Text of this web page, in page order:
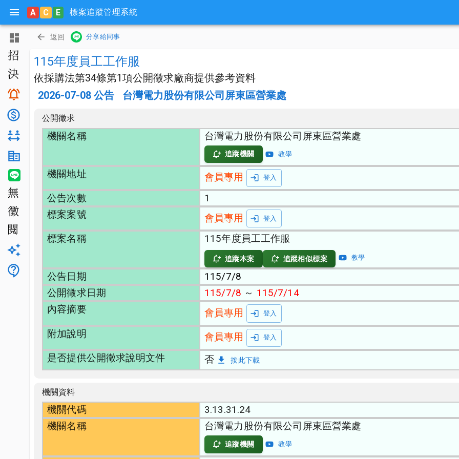
A C E 標案追蹤管理系統
主頁
招標公告
決標公告
搜尋與追蹤
底價分析
對手分析
LINE 智能通知
無法決標
公開徵求
公開閱覽
客服
返回 分享給同事
115年度員工工作服
依採購法第34條第1項公開徵求廠商提供參考資料
2026-07-08 公告 台灣電力股份有限公司屏東區營業處
公開徵求
機關名稱 台灣電力股份有限公司屏東區營業處
追蹤機關 教學
機關地址 會員專用 登入
公告次數
1
標案案號
會員專用 登入
標案名稱 115年度員工工作服
追蹤本案 追蹤相似標案 教學
公告日期
115/7/8
公開徵求日期
115/7/8 ～ 115/7/14
內容摘要
會員專用 登入
附加說明 會員專用 登入
是否提供公開徵求說明文件 否 按此下載
機關資料
機關代碼
3.13.31.24
機關名稱
台灣電力股份有限公司屏東區營業處
追蹤機關 教學